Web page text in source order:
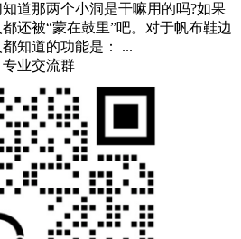
道那两个小洞是干嘛用的吗?如果
还被“蒙在鼓里”吧。对于帆布鞋边
知道的功能是： ...
业交流群